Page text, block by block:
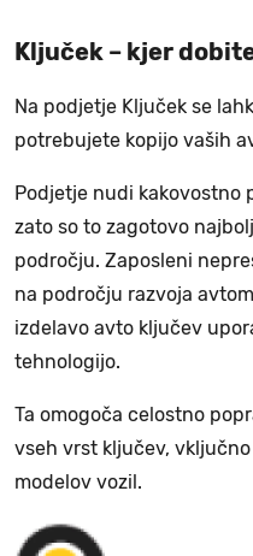
Ključek – kjer
Na podjetje Ključek se
potrebujete kopijo vaših
Podjetje nudi kakovostno
zato so to zagotovo
področju. Zaposleni
na področju razvoja
izdelavo avto ključev
tehnologijo.
Ta omogoča celostno
vseh vrst ključev,
modelov vozil.